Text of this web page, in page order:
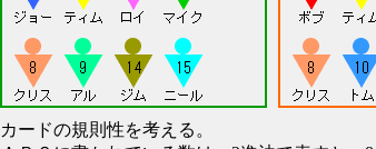
カードの規則性を考える。